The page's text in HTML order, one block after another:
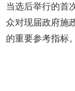
当选后举行的首
众对现届政府施
的重要参考指标。